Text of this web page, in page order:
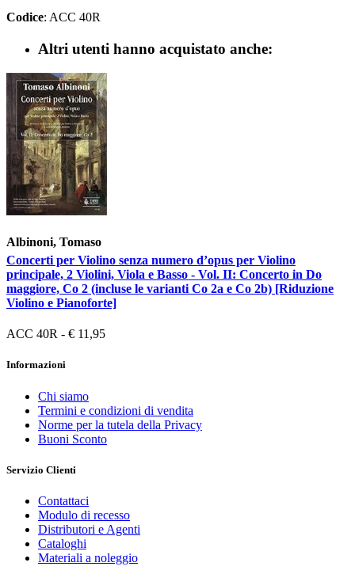
Codice: ACC 40R
Altri utenti hanno acquistato anche:
Albinoni, Tomaso
Concerti per Violino senza numero d’opus per Violino
principale, 2 Violini, Viola e Basso - Vol. II: Concerto in Do
maggiore, Co 2 (incluse le varianti Co 2a e Co 2b) [Riduzione
Violino e Pianoforte]
ACC 40R - € 11,95
Informazioni
Chi siamo
Termini e condizioni di vendita
Norme per la tutela della Privacy
Buoni Sconto
Servizio Clienti
Contattaci
Modulo di recesso
Distributori e Agenti
Cataloghi
Materiali a noleggio